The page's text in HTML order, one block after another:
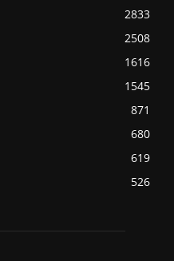
2833
2508
1616
1545
871
680
619
526